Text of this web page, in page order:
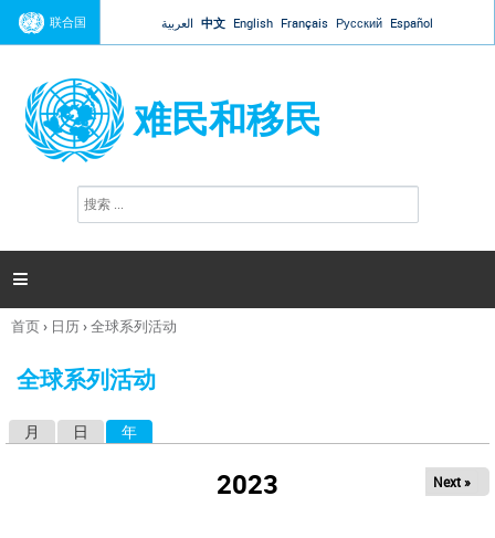
Jump to navigation
联合国 العربية 中文 English Français Русский Español
难民和移民
搜
索

你
这
首页› 日历›全球系列活动
全球系列活动
月 日 年
2023 Next »